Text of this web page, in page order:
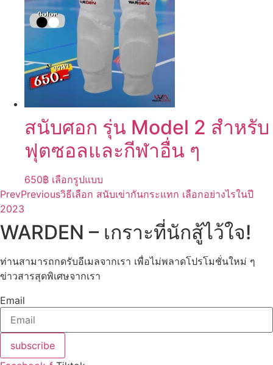
1,300฿
variants.
The
options
may
be
chosen
on
the
product
page
สนับศอก รุ่น Model 2 สำหรับ
ฟุตซอลและกีฬาอื่น ๆ
650฿ เลือกรูปแบบ
product
variants.
options
chosen
PrevPreviousวิธีเลือก สนับเข่ากันกระแทก เลือกอย่างไรในปี
2023
WARDEN – เกราะที่นักสู้ไว้ใจ!
ท่านสามารถกดรับอีเมลจากเรา เพื่อไม่พลาดโปรโมชั่นใหม่ ๆ
ข่าวสารสุดพิเศษจากเรา
Email
subscribe